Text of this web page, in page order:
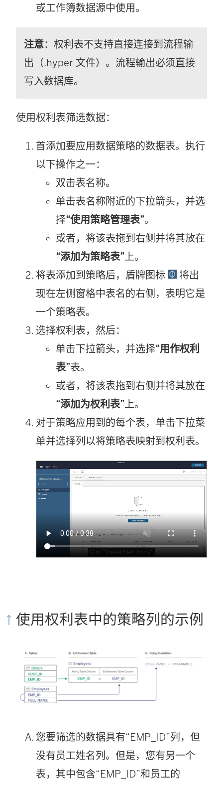
或工作簿数据源中使用。
注意：权利表不支持直接连接到流程输
出（.hyper 文件）。流程输出必须直接
写入数据库。
使用权利表筛选数据：
首添加要应用数据策略的数据表。执行
以下操作之一：
双击表名称。
单击表名称附近的下拉箭头，并选
择“使用策略管理表”。
或者，将该表拖到右侧并将其放在
“添加为策略表”上。
将表添加到策略后，盾牌图标
将出
现在左侧窗格中表名的右侧，表明它是
一个策略表。
选择权利表，然后：
单击下拉箭头，并选择“用作权利
表”表。
或者，将该表拖到右侧并将其放在
“添加为权利表”上。
对于策略应用到的每个表，单击下拉菜
单并选择列以将策略表映射到权利表。
使用权利表中的策略列的示例
您要筛选的数据具有“EMP_ID”列，但
没有员工姓名列。但是，您有另一个
表，其中包含“EMP_ID”和员工的